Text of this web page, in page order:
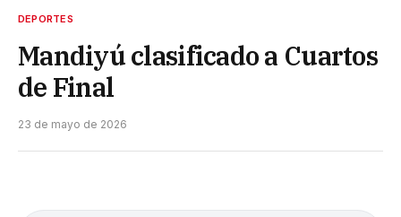
DEPORTES
Mandiyú clasificado a Cuartos
de Final
23 de mayo de 2026